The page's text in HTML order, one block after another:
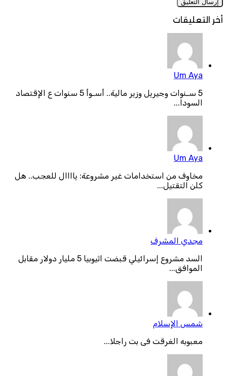
أخر التعليقات
Um Aya
5 سـنوات وجيريل وزير مالية.. أسـوأ 5 سنوات ع الإقتصاد
السودا...
Um Aya
مخاوف من استخدامات غير مشروعة: ياااال للعجب.. هل
كلن التقتيل...
مجدي المشرف
السد مشروع إسرائيلي قبضت اثيوبيا 5 مليار دولار مقابل
الموافق...
شمس الإسلام
معبوبه الغرقت فى بت راجلا...